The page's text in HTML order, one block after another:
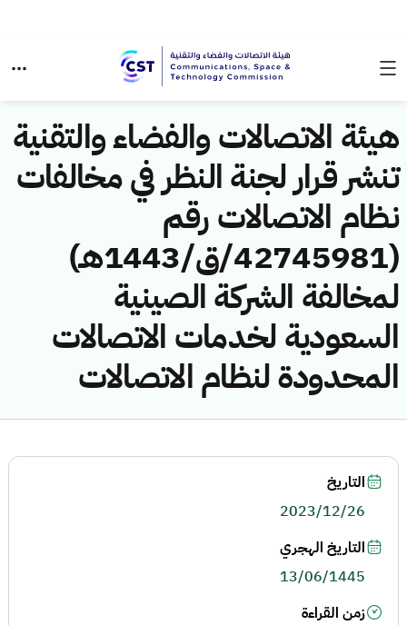
هيئة الاتصالات والفضاء والتقنية
تنشر قرار لجنة النظر في مخالفات
نظام الاتصالات رقم
(42745981/ق/1443هـ)
لمخالفة الشركة الصينية
السعودية لخدمات الاتصالات
المحدودة لنظام الاتصالات
التاريخ
2023/12/26
التاريخ الهجري
13/06/1445
زمن القراءة